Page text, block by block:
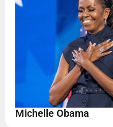
Michelle Obama